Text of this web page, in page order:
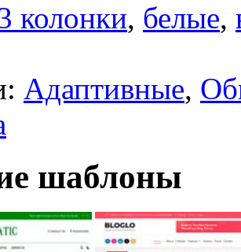
колонки, белые,
Адаптивные,
шаблоны